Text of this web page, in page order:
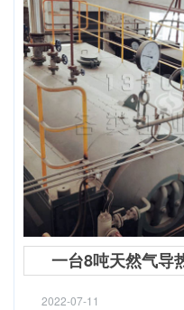
一台8吨天然气导
2022-07-11